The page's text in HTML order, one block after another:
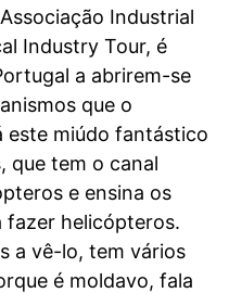
Industrial
Industry Tour, é
a abrirem-se
que o
este miúdo fantástico
que tem o canal
e ensina os
fazer helicópteros.
a vê-lo, tem vários
é moldavo, fala